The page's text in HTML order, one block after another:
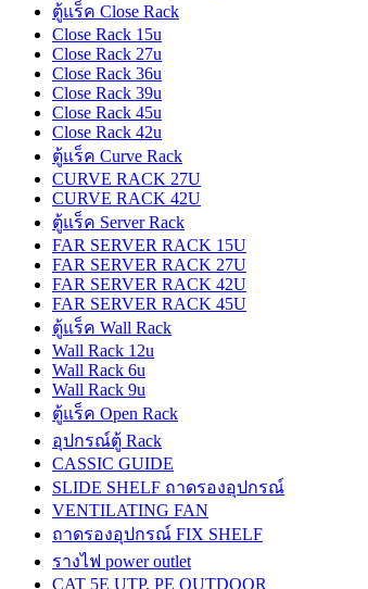
ตู้แร็ค Close Rack
Close Rack 15u
Close Rack 27u
Close Rack 36u
Close Rack 39u
Close Rack 45u
Close Rack 42u
ตู้แร็ค Curve Rack
CURVE RACK 27U
CURVE RACK 42U
ตู้แร็ค Server Rack
FAR SERVER RACK 15U
FAR SERVER RACK 27U
FAR SERVER RACK 42U
FAR SERVER RACK 45U
ตู้แร็ค Wall Rack
Wall Rack 12u
Wall Rack 6u
Wall Rack 9u
ตู้แร็ค Open Rack
อุปกรณ์ตู้ Rack
CASSIC GUIDE
SLIDE SHELF ถาดรองอุปกรณ์
VENTILATING FAN
ถาดรองอุปกรณ์ FIX SHELF
รางไฟ power outlet
CAT 5E UTP, PE OUTDOOR